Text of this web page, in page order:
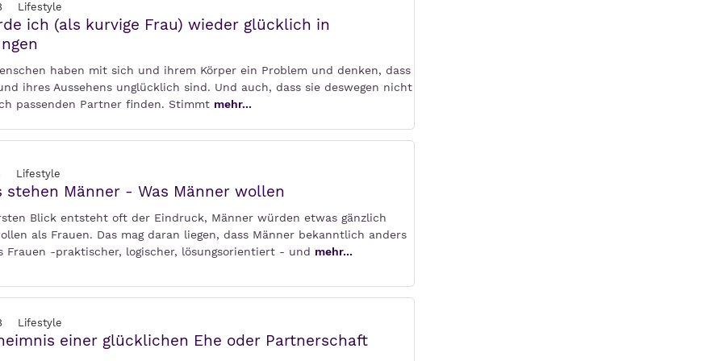
Lifestyle
ich (als kurvige Frau) wieder glücklich in
haben mit sich und ihrem Körper ein Problem und denken, dass
ihres Aussehens unglücklich sind. Und auch, dass sie deswegen nicht
passenden Partner finden. Stimmt mehr...
Lifestyle
stehen Männer - Was Männer wollen
Blick entsteht oft der Eindruck, Männer würden etwas gänzlich
als Frauen. Das mag daran liegen, dass Männer bekanntlich anders
Frauen -praktischer, logischer, lösungsorientiert - und mehr...
Lifestyle
einer glücklichen Ehe oder Partnerschaft